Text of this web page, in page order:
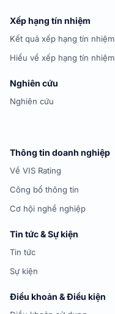
Xếp hạng tín nhiệm
Kết quả xếp hạng tín nhiệm
Hiểu về xếp hạng tín nhiệm
Nghiên cứu
Nghiên cứu
Thông tin doanh nghiệp
Về VIS Rating
Công bố thông tin
Cơ hội nghề nghiệp
Tin tức & Sự kiện
Tin tức
Sự kiện
Điều khoản & Điều kiện